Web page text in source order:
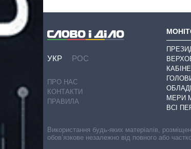
УКР РОС
ПРО НАС
КОНТАКТИ
ПРАВИЛА
МЕРИ
ВСІ
Використання будь-яких матеріалів,
обов’язкове незалежно від повного або